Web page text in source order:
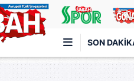
SON
Türkiye'nin en iyi haber sitesi